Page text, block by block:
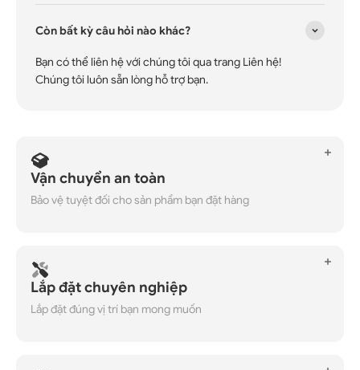
Còn bất kỳ câu hỏi nào khác?
Bạn có thể liên hệ với chúng tôi qua trang Liên hệ!
Chúng tôi luôn sẵn lòng hỗ trợ bạn.
Vận chuyển an toàn
Bảo vệ tuyệt đối cho sản phẩm bạn đặt hàng
Lắp đặt chuyên nghiệp
Lắp đặt đúng vị trí bạn mong muốn